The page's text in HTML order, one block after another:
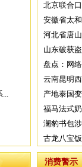
...
北京联合
安徽省太
河北省唐
山东破获
盘点：网
云南昆明
产地泰国
福马法式
澜豹书包
古龙八宝
消费警示